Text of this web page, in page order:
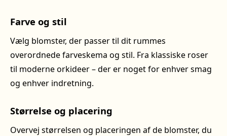
Farve og stil
Vælg blomster, der passer til dit rummes
overordnede farveskema og stil. Fra klassiske roser
til moderne orkideer – der er noget for enhver smag
og enhver indretning.
Størrelse og placering
Overvej størrelsen og placeringen af de blomster, du